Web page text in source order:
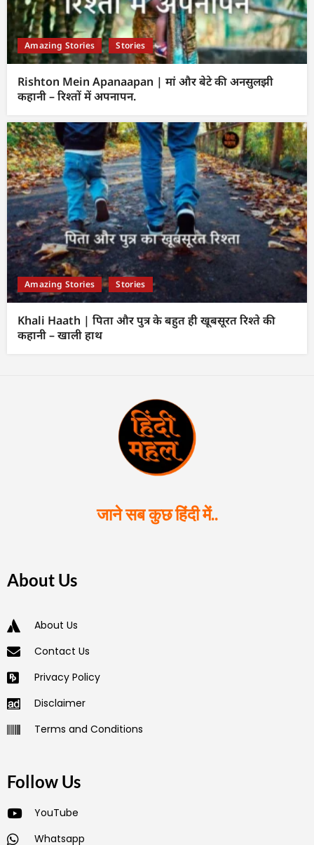
Amazing Stories Stories
Rishton Mein Apanaapan | मां और बेटे की अनसुलझी
कहानी – रिश्तों में अपनापन.
Amazing Stories Stories
Khali Haath | पिता और पुत्र के बहुत ही खूबसूरत रिश्ते की
कहानी – खाली हाथ
जाने सब कुछ हिंदी में..
About Us
About Us
Contact Us
Privacy Policy
Disclaimer
Terms and Conditions
Follow Us
YouTube
Whatsapp